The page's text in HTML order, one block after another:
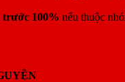
trước 100% nếu thuộc